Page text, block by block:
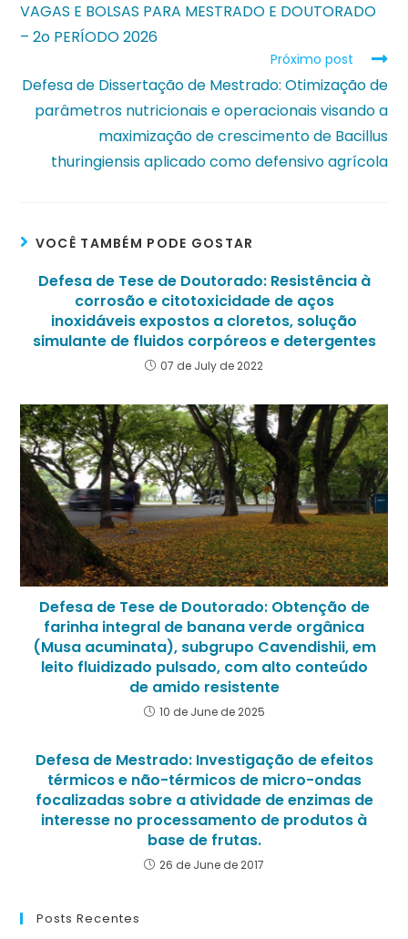
VAGAS E BOLSAS PARA MESTRADO E DOUTORADO
– 2o PERÍODO 2026
Próximo post
Defesa de Dissertação de Mestrado: Otimização de
parâmetros nutricionais e operacionais visando a
maximização de crescimento de Bacillus
thuringiensis aplicado como defensivo agrícola
VOCÊ TAMBÉM PODE GOSTAR
Defesa de Tese de Doutorado: Resistência à
corrosão e citotoxicidade de aços
inoxidáveis expostos a cloretos, solução
simulante de fluidos corpóreos e detergentes
07 de July de 2022
Defesa de Tese de Doutorado: Obtenção de
farinha integral de banana verde orgânica
(Musa acuminata), subgrupo Cavendishii, em
leito fluidizado pulsado, com alto conteúdo
de amido resistente
10 de June de 2025
Defesa de Mestrado: Investigação de efeitos
térmicos e não-térmicos de micro-ondas
focalizadas sobre a atividade de enzimas de
interesse no processamento de produtos à
base de frutas.
26 de June de 2017
Posts Recentes